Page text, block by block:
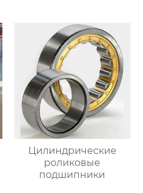
Цилиндрические
роликовые
подшипники